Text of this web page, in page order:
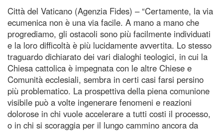
Città del Vaticano (Agenzia Fides) – “Certamente, la via
ecumenica non è una via facile. A mano a mano che
progrediamo, gli ostacoli sono più facilmente individuati
e la loro difficoltà è più lucidamente avvertita. Lo stesso
traguardo dichiarato dei vari dialoghi teologici, in cui la
Chiesa cattolica è impegnata con le altre Chiese e
Comunità ecclesiali, sembra in certi casi farsi persino
più problematico. La prospettiva della piena comunione
visibile può a volte ingenerare fenomeni e reazioni
dolorose in chi vuole accelerare a tutti costi il processo,
o in chi si scoraggia per il lungo cammino ancora da